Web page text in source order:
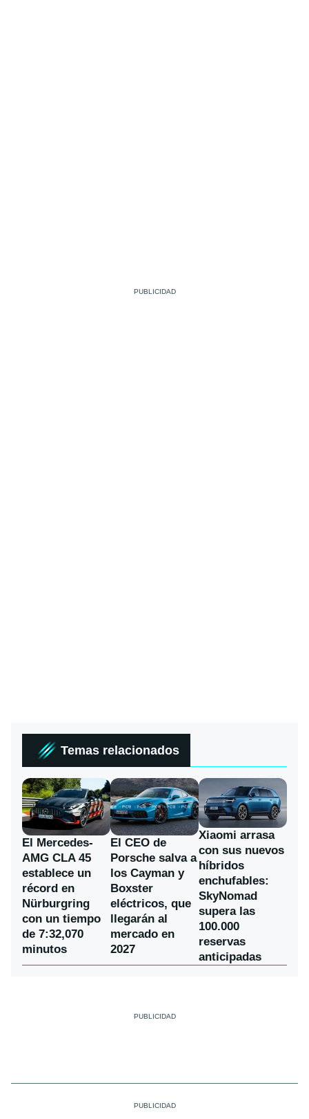
Temas relacionados
El Mercedes-
AMG CLA 45
establece un
récord en
Nürburgring
con un tiempo
de 7:32,070
minutos
El CEO de
Porsche salva a
los Cayman y
Boxster
eléctricos, que
llegarán al
mercado en
2027
Xiaomi arrasa
con sus nuevos
híbridos
enchufables:
SkyNomad
supera las
100.000
reservas
anticipadas